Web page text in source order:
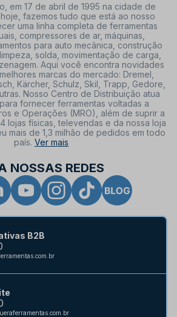
em 17 de abril de 1995 na cidade de
hoje, fazemos tudo que está ao nosso
uma linha completa de ferramentas
compressores de ar, máquinas,
para auto mecânica, construção
solda, movimentação de carga,
Aqui você encontra novidades
marcas do mercado: Dremel,
Kärcher, Schulz, Skil, Trapp, Gedore,
Nosso Centro de Distribuição atua
fornecer ferramentas voltadas a
e Operações (MRO), além de suprir a
lojas físicas, televendas e da nossa loja
mais de 1,3 milhão de pedidos em todo
país. Ver mais
NOSSAS REDES
B2B